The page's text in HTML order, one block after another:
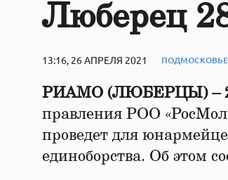
Люберец
13:16, 26 АПРЕЛЯ 2021 ПОДМОСКОВЬЕ
РИАМО (ЛЮБЕРЦЫ) –
правления РОО
проведет для
единоборства. Об этом